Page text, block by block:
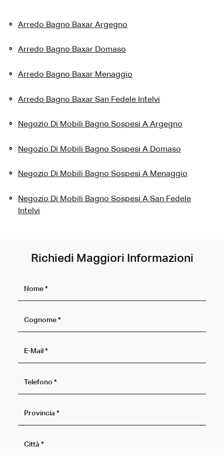
Arredo Bagno Baxar Argegno
Arredo Bagno Baxar Domaso
Arredo Bagno Baxar Menaggio
Arredo Bagno Baxar San Fedele Intelvi
Negozio Di Mobili Bagno Sospesi A Argegno
Negozio Di Mobili Bagno Sospesi A Domaso
Negozio Di Mobili Bagno Sospesi A Menaggio
Negozio Di Mobili Bagno Sospesi A San Fedele
Intelvi
Richiedi Maggiori Informazioni